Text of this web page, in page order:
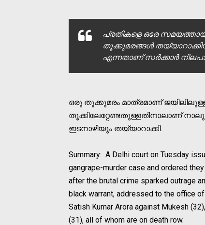
പ്രതികളെ ഒരേ
തൂക്കുമരങ്ങള്‍
എന്നതാണ് സര്‍ക്കാര്‍
ഒരു തൂക്കുമരം മാത്രമാണ്
തൂക്കിലേറ്റേണ്ടതുള്ളതിനാലാണ്
ഇടനാഴിയും തയ്യാറാക്കി.
Summary: A Delhi court on Tuesday
gangrape-murder case and ordered
after the brutal crime sparked outrage
black warrant, addressed to the office
Satish Kumar Arora against Mukesh
(31), all of whom are on death row.